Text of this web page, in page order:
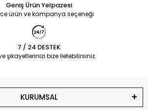
Geniş Ürün Yelpazesi
ürün ve kampanya seçeneği
7 / 24 DESTEK
şikayetlerinizi bize iletebilirsiniz.
KURUMSAL